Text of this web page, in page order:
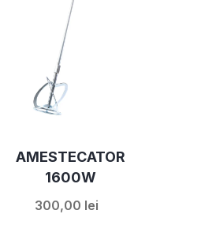
AMESTECATOR
1600W
300,00 lei